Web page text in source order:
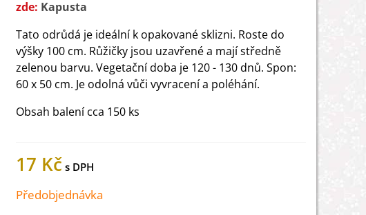
zde: Kapusta
Tato odrůdá je ideální k opakované sklizni. Roste do
výšky 100 cm. Růžičky jsou uzavřené a mají středně
zelenou barvu. Vegetační doba je 120 - 130 dnů. Spon:
60 x 50 cm. Je odolná vůči vyvracení a poléhání.
Obsah balení cca 150 ks
17 Kč
Předobjednávka